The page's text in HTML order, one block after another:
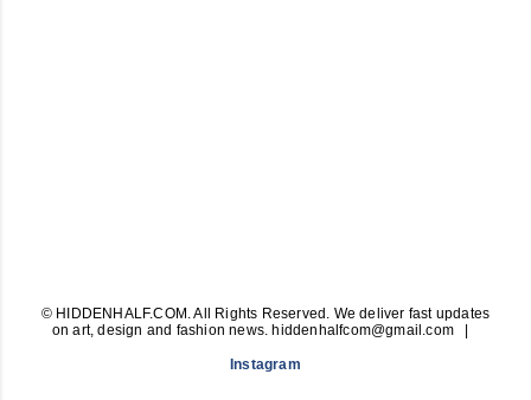
© HIDDENHALF.COM. All Rights Reserved. We deliver fast updates
on art, design and fashion news. hiddenhalfcom@gmail.com
Instagram